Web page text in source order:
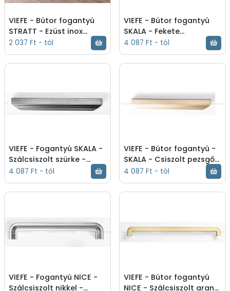
VIEFE - Bútor fogantyú
STRATT - Ezüst inox
(szálcsiszolt) -
Alumínium - Bútorajtó
élére ültethető fém
fogantyú - 0465032L24
2 037 Ft - tól
VIEFE - Bútor fogantyú
SKALA - Fekete
szálcsiszolt - Alumínium
- Bútorajtó élére
ültethető színes fém
fogantyú - 0467128L30
4 087 Ft - tól
VIEFE - Fogantyú SKALA -
Szálcsiszolt szürke -
Alumínium - Bútorajtó
élére ültethető színes
fém fogantyú -
4 087 Ft - tól
VIEFE - Bútor fogantyú -
SKALA - Csiszolt pezsgő
L618 - Alumínium -
Bútorajtó élére ültethető
színes fém fog - - -
4 087 Ft - tól
VIEFE - Fogantyú NICE -
Szálcsiszolt nikkel -
VIEFE - Bútor fogantyú
NICE - Szálcsiszolt arany